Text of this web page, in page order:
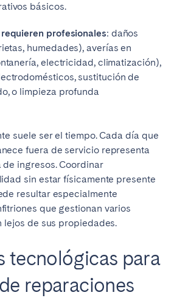
básicos.
profesionales: daños
humedades), averías en
electricidad, climatización),
sustitución de
o limpieza profunda
suele ser el tiempo. Cada día que
fuera de servicio representa
ingresos. Coordinar
sin estar físicamente presente
resultar especialmente
que gestionan varios
lejos de sus propiedades.
tecnológicas para
reparaciones